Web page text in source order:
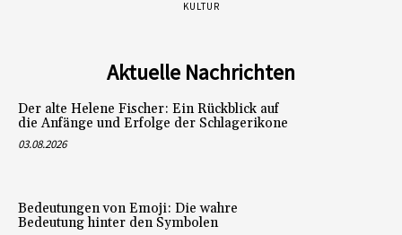
KULTUR
Aktuelle Nachrichten
Der alte Helene Fischer: Ein Rückblick auf
die Anfänge und Erfolge der Schlagerikone
03.08.2026
Bedeutungen von Emoji: Die wahre
Bedeutung hinter den Symbolen